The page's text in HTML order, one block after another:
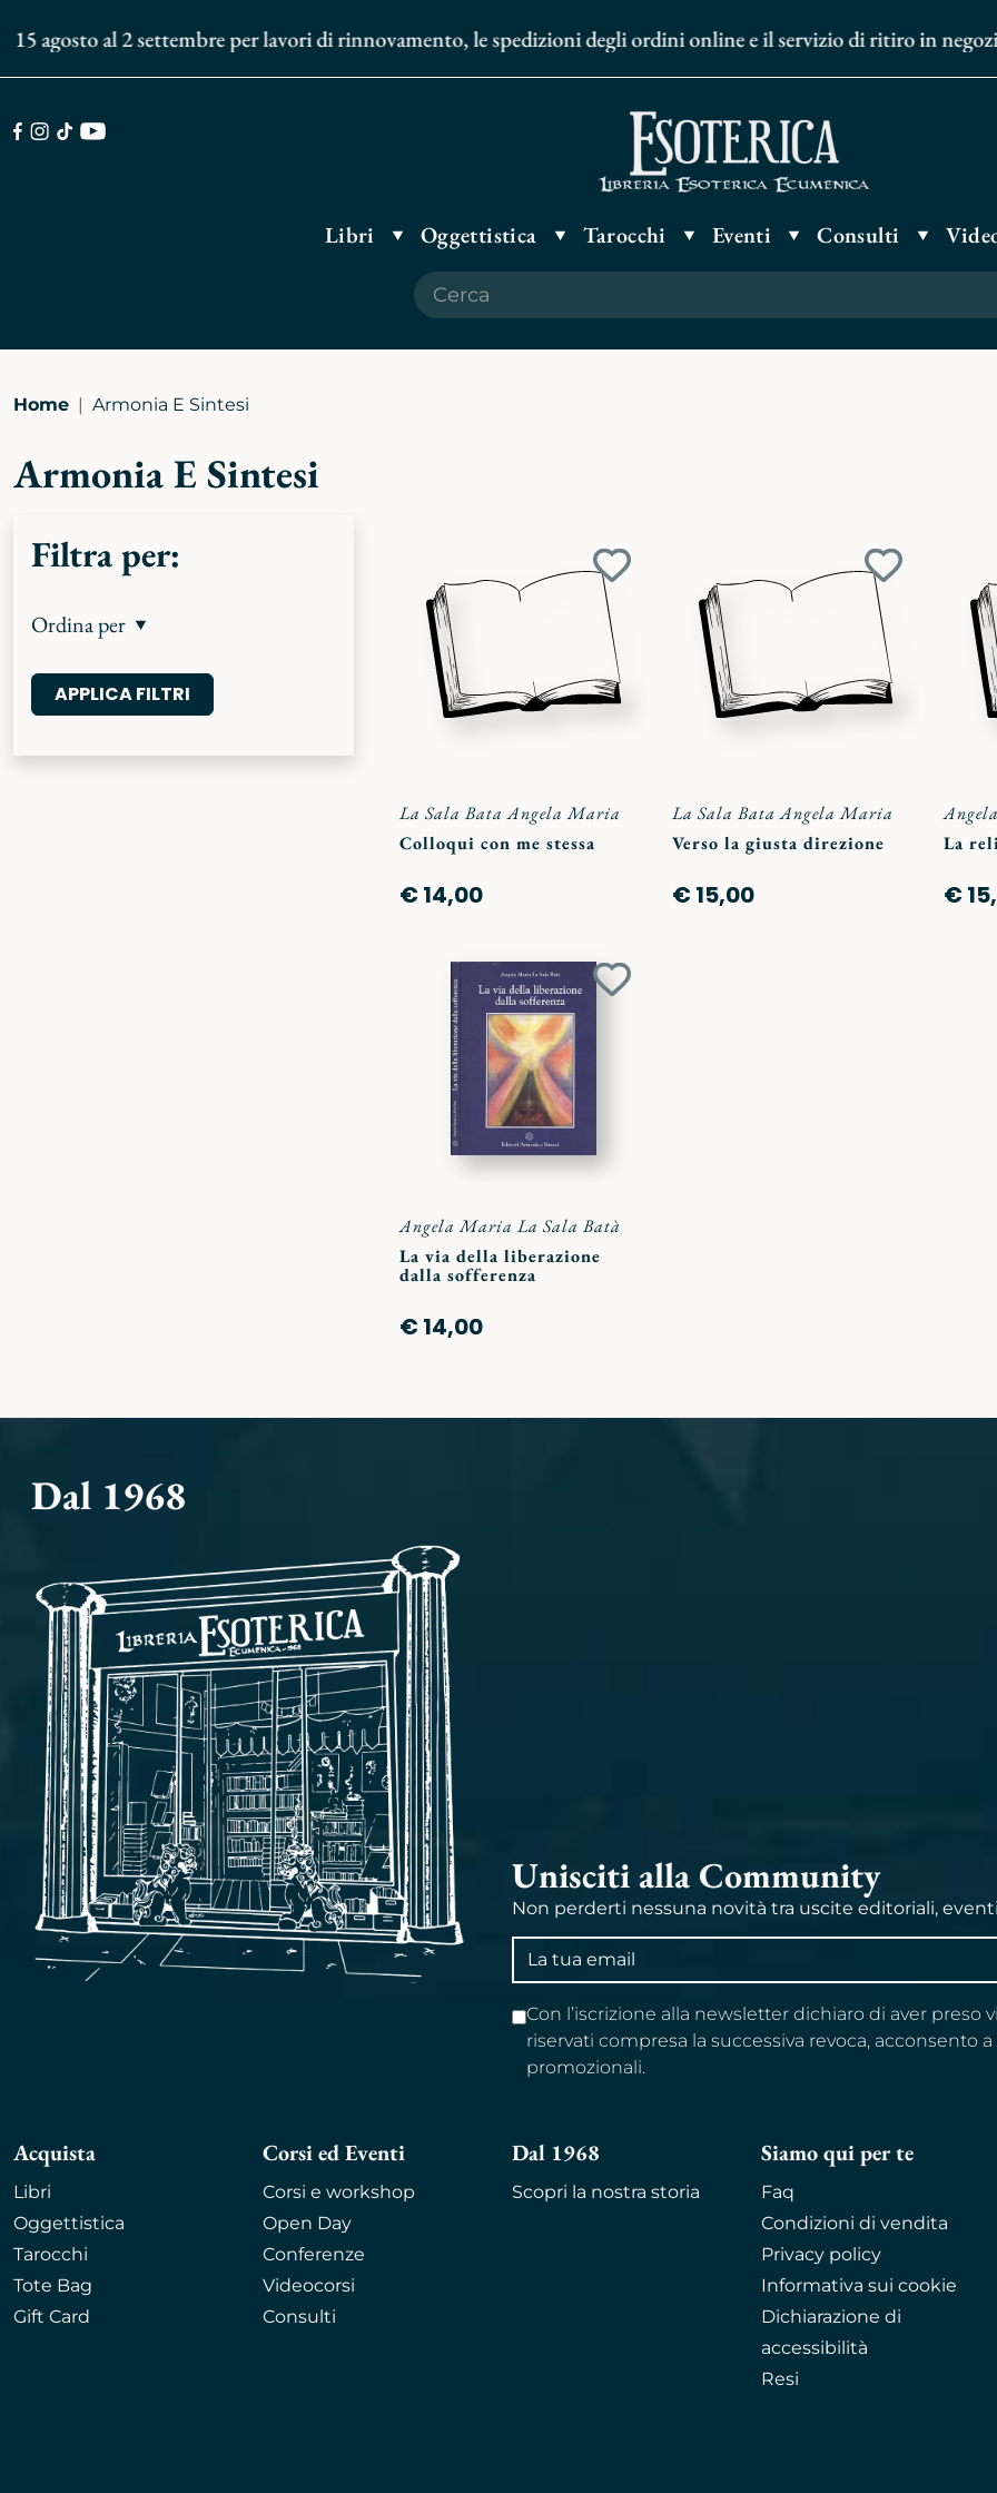
agosto al 2 settembre per lavori di rinnovamento, le spedizioni degli ordini online e il servizio di ritiro in
Libri Oggettistica Tarocchi Eventi Consulti
Home Armonia E Sintesi
Armonia E Sintesi
Filtra per:
Ordina per
Aggiungi
preferiti
La Sala Bata Angela Maria
Colloqui con me stessa
€ 14,00
Aggiungi
preferiti
La Sala Bata Angela Maria
Verso la giusta direzione
€ 15,00
La
€
Aggiungi
Angela Maria La Sala Batà
La via della liberazione
dalla sofferenza
€ 14,00
Dal 1968
Unisciti alla Community
Non perderti nessuna novità tra uscite editoriali,
Indirizzo
email
Con l’iscrizione alla newsletter dichiaro di aver
riservati compresa la successiva revoca,
promozionali.
Acquista
Libri
Oggettistica
Tarocchi
Tote Bag
Gift Card
Corsi ed Eventi
Corsi e workshop
Open Day
Conferenze
Videocorsi
Consulti
Dal 1968
Scopri la nostra storia
Siamo qui per te
Faq
Condizioni di vendita
Privacy policy
Informativa sui cookie
Dichiarazione di
accessibilità
Resi